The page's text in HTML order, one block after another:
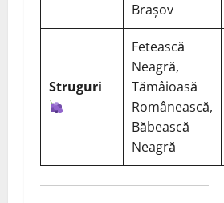
Brașov
Struguri
Fetească
Neagră,
Tămâioasă
Românească,
Băbească
Neagră